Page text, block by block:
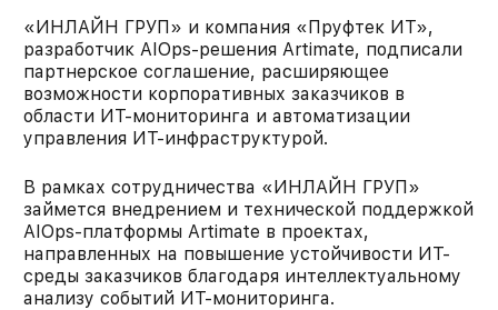
«ИНЛАЙН ГРУП» и компания «Пруфтек ИТ»,
разработчик AIOps-решения Artimate, подписали
партнерское соглашение, расширяющее
возможности корпоративных заказчиков в
области ИТ-мониторинга и автоматизации
управления ИТ-инфраструктурой.
В рамках сотрудничества «ИНЛАЙН ГРУП»
займется внедрением и технической поддержкой
AIOps-платформы Artimate в проектах,
направленных на повышение устойчивости ИТ-
среды заказчиков благодаря интеллектуальному
анализу событий ИТ-мониторинга.